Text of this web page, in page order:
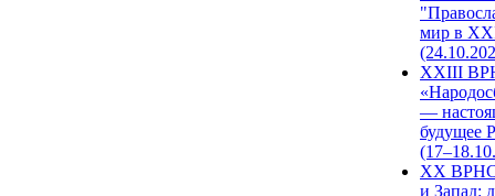
мир в
XXIII
—
будущее
XX ВРНС
и Запад: